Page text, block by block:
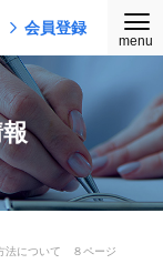
会員登録
法について ８ページ